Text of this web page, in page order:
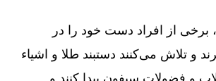
برخی از افراد دست خود را در
و تلاش می‌کنند دستبند طلا و اشیاء
و فضولات سیفون پیدا کنند و